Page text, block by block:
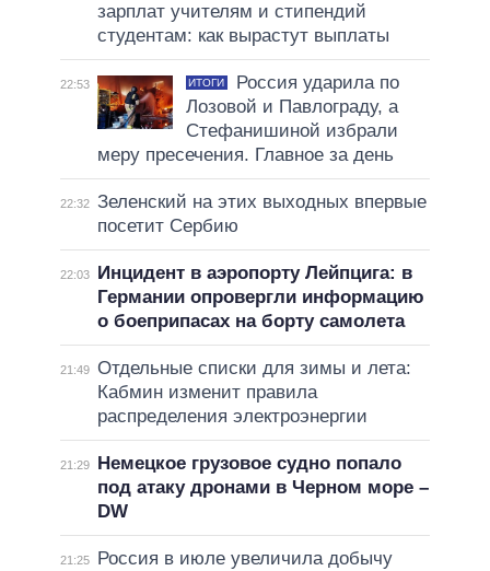
зарплат учителям и стипендий
студентам: как вырастут выплаты
22:53 ИТОГИ
Россия ударила по
Лозовой и Павлограду, а
Стефанишиной избрали
меру пресечения. Главное за день
22:32 Зеленский на этих выходных впервые
посетит Сербию
22:03
Инцидент в аэропорту Лейпцига: в
Германии опровергли информацию
о боеприпасах на борту самолета
21:49 Отдельные списки для зимы и лета:
Кабмин изменит правила
распределения электроэнергии
21:29
Немецкое грузовое судно попало
под атаку дронами в Черном море –
DW
21:25
Россия в июле увеличила добычу